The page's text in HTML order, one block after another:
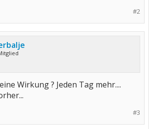
#2
Wirkung ? Jeden Tag mehr....
#3